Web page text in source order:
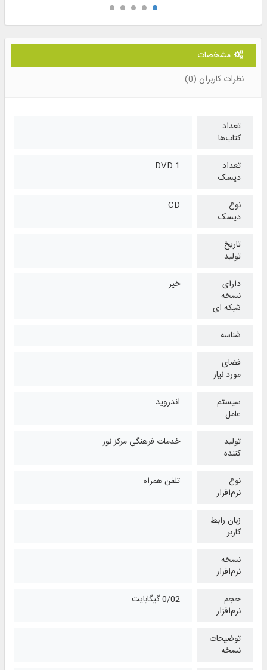
مشخصات
نظرات کاربران (0)
تعداد
کتاب‌ها
تعداد
دیسک
1 DVD
نوع
دیسک
CD
تاریخ
تولید
دارای
نسخه
شبکه ای
خیر
شناسه
فضای
مورد نیاز
سیستم
عامل
اندروید
تولید
کننده
خدمات فرهنگی مرکز نور
نوع
نرم‌افزار
تلفن همراه
زبان رابط
کاربر
نسخه
نرم‌افزار
حجم
نرم‌افزار
0/02 گیگابایت
توضیحات
نسخه